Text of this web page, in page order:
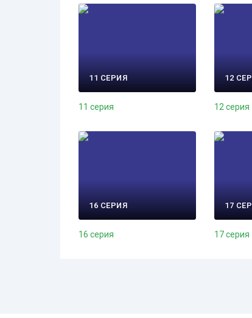
11 СЕРИЯ
11 серия
12
12 серия
16 СЕРИЯ
16 серия
17
17 серия